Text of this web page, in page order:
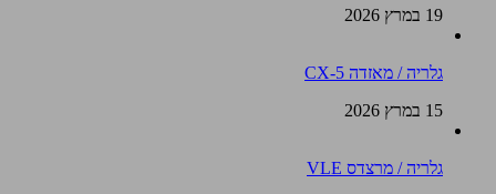
19 במרץ 2026
גלריה / מאזדה CX-5
15 במרץ 2026
גלריה / מרצדס VLE